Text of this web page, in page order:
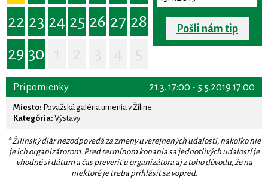
22 23 24 25 26 27 28
29 30
Pošli nám tip
21.3. 17:00 - 5.5.2019 17:00
Pripomienky
Miesto: Považská galéria umenia v Žiline
Kategória: Výstavy
* Žilinský diár nezodpovedá za zmeny uverejnených udalostí, nakoľko nie
je ich organizátorom. Pred termínom konania sa jednotlivých udalostí je
vhodné si dátum a čas preveriť u organizátora aj z toho dôvodu, že na
niektoré je treba prihlásiť sa vopred.